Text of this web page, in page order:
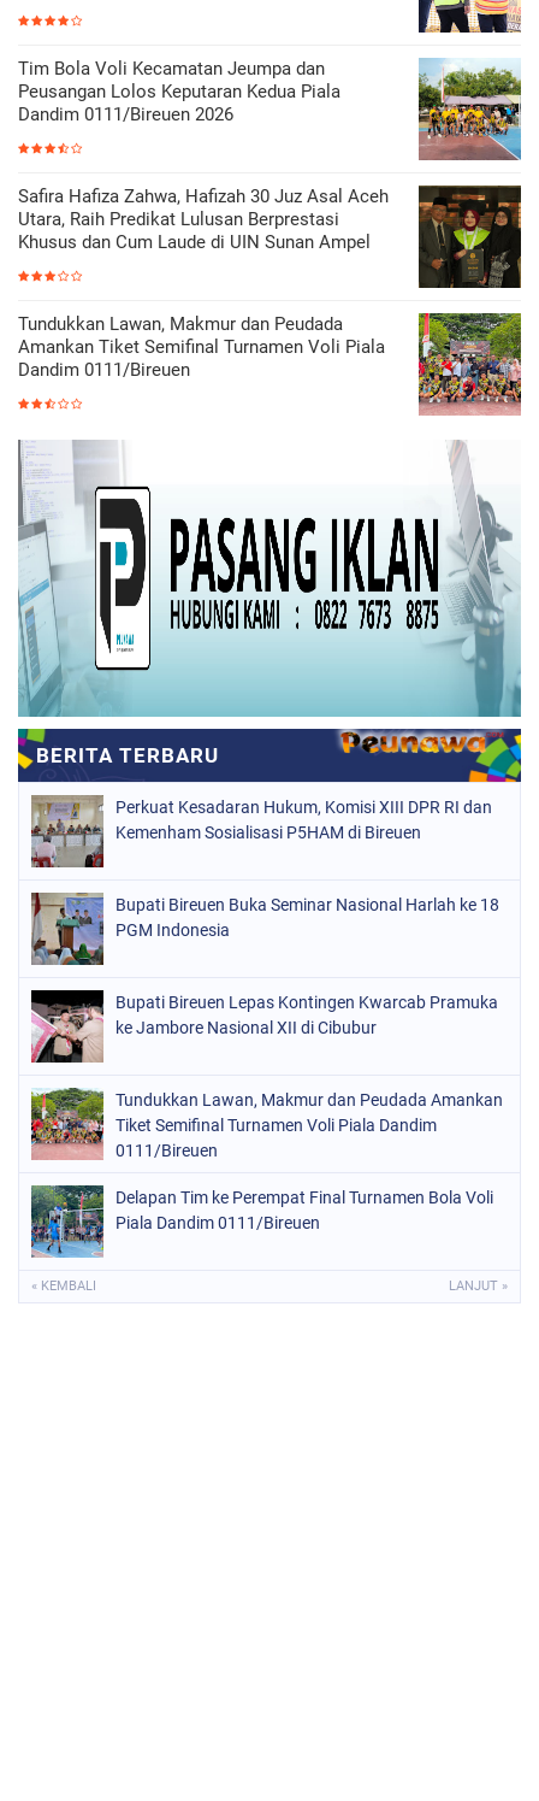
Tim Bola Voli Kecamatan Jeumpa dan
Peusangan Lolos Keputaran Kedua Piala
Dandim 0111/Bireuen 2026
Safira Hafiza Zahwa, Hafizah 30 Juz Asal Aceh
Utara, Raih Predikat Lulusan Berprestasi
Khusus dan Cum Laude di UIN Sunan Ampel
Tundukkan Lawan, Makmur dan Peudada
Amankan Tiket Semifinal Turnamen Voli Piala
Dandim 0111/Bireuen
Perkuat Kesadaran Hukum, Komisi XIII DPR RI dan
Kemenham Sosialisasi P5HAM di Bireuen
Bupati Bireuen Buka Seminar Nasional Harlah ke 18
PGM Indonesia
Bupati Bireuen Lepas Kontingen Kwarcab Pramuka
ke Jambore Nasional XII di Cibubur
Tundukkan Lawan, Makmur dan Peudada Amankan
Tiket Semifinal Turnamen Voli Piala Dandim
0111/Bireuen
Delapan Tim ke Perempat Final Turnamen Bola Voli
Piala Dandim 0111/Bireuen
« KEMBALI LANJUT »